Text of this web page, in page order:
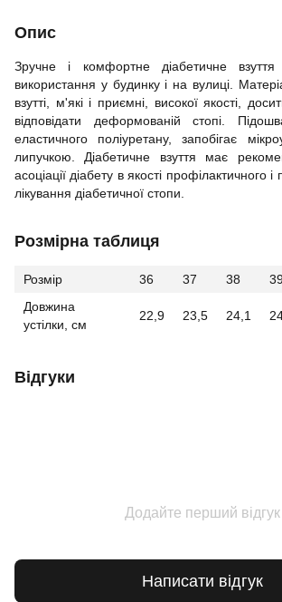
Опис
Зручне і комфортне діабетичне
використання у будинку і на вулиці.
взутті, м'які і приємні, високої якості,
відповідати деформованій стопі.
еластичного поліуретану, запобігає
липучкою. Діабетичне взуття має
асоціації діабету в якості профілактичного
лікування діабетичної стопи.
Розмірна таблиця
Розмір 36 37 38
Довжина
устілки, см
22,9 23,5 24,1
Відгуки
Додайте перший відгук
Написати відгук